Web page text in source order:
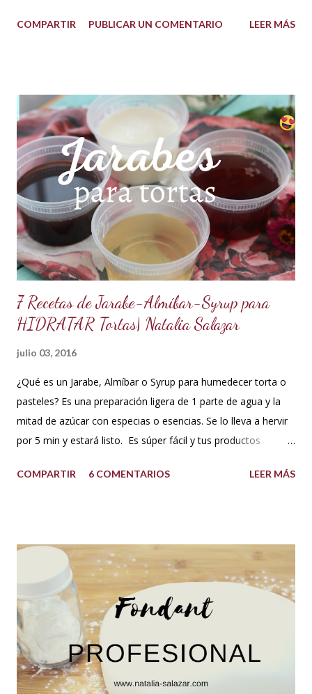
propiedad de solidificarse al enfriarse, evitando así que se
auténtica maravilla. Se lo puede preparar de diferentes
formas con el mismo resultado, obteniendo un Ganache, que
es una crema que tiene una parte de chocolate y otra parte
de crema de leche o nata, más información de lo que es un
ganache aquí en mi Blog. 😉 Ingredientes: (Proporción 3x1)
600 g de chocolate blanco (sucedáneo para resistir climas
cálidos) 200 g de crema para batir vegetal (crema para batir
para hacer Chantilly vegetal) Preparación: Coloca el chocolate
y...
COMPARTIR PUBLICAR UN COMENTARIO LEER MÁS
7 Recetas de Jarabe-Almíbar-Syrup para
HIDRATAR Tortas| Natalia Salazar
julio 03, 2016
¿Qué es un Jarabe, Almíbar o Syrup para humedecer torta o
pasteles? Es una preparación ligera de 1 parte de agua y la
mitad de azúcar con especias o esencias. Se lo lleva a hervir
por 5 min y estará listo. Es súper fácil y tus productos
USOS: Siempre que hacemos una torta cubierta
porque el producto estaba muy seco al salir del horno o
porque la receta era básica como suelen ser los bizcochuelos
de batido liviano como el Genovés, Angel cake, etc. Así tus
tortas y pasteles te quedarán húmedos y mucho más
sabrosos. Los jarabes pueden ser de diferentes sabores, de
acuerdo a los ingredientes que usemos. Aquí te comparto
una...
COMPARTIR 6 COMENTARIOS LEER MÁS